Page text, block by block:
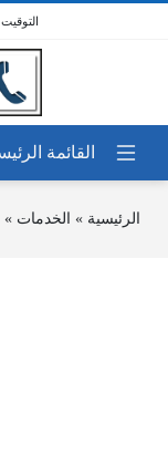
الرئيسية » الخدمات »